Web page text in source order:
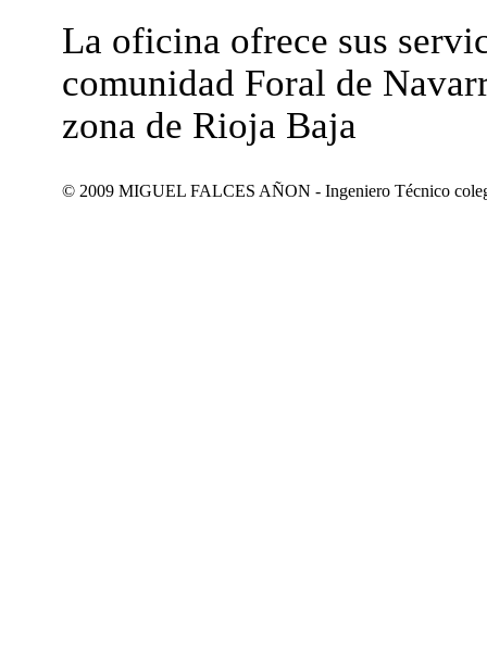
La oficina ofrece sus
comunidad Foral de
zona de Rioja Baja
© 2009 MIGUEL FALCES AÑON - Ingeniero Técnico